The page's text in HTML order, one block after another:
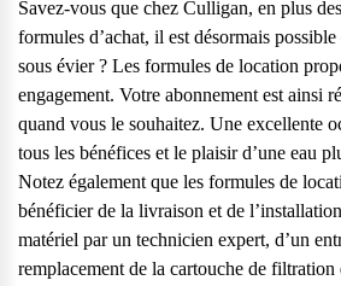
Savez-vous que chez Culligan, en plus
formules d’achat, il est désormais
sous évier ? Les formules de location
engagement. Votre abonnement est ainsi
quand vous le souhaitez. Une excellente
tous les bénéfices et le plaisir d’une eau
Notez également que les formules de
bénéficier de la livraison et de
matériel par un technicien expert, d’un
remplacement de la cartouche de